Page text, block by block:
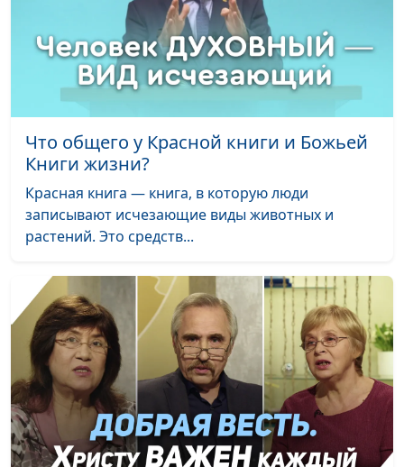
Что общего у Красной книги и Божьей
Книги жизни?
Красная книга — книга, в которую люди
записывают исчезающие виды животных и
растений. Это средств...